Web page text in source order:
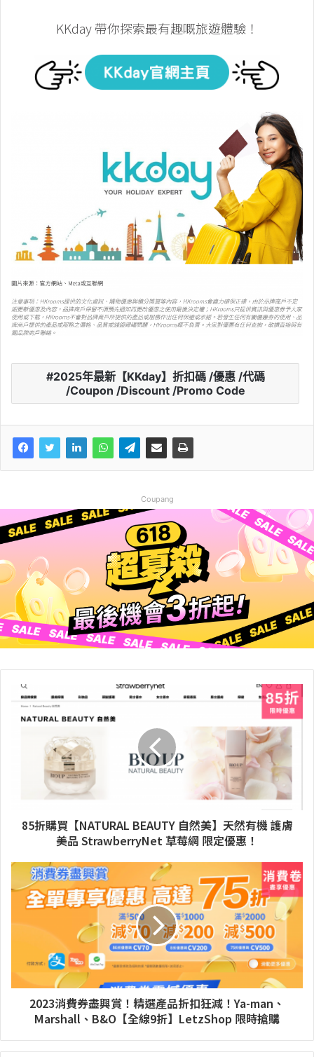
KKday 帶你探索最有趣嘅旅遊體驗！
2025年最新【KKday】折扣碼 /優惠 /代碼
/Coupon /Discount /Promo Code
Coupang
85折購買【NATURAL BEAUTY 自然美】天然有機 護膚
美品 StrawberryNet 草莓網 限定優惠！
2023消費券盡興賞！精選產品折扣狂減！Ya-man、
Marshall、B&O【全線9折】LetzShop 限時搶購